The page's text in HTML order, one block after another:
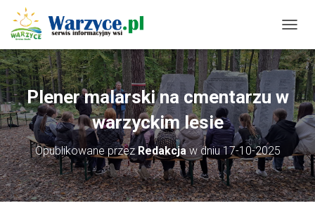
R
Z
E
Ł
C
Z
A
W
I
G
Plener malarski na cmentarzu w
warzyckim lesie
Opublikowane przezRedakcjaw dniu17-10-2025